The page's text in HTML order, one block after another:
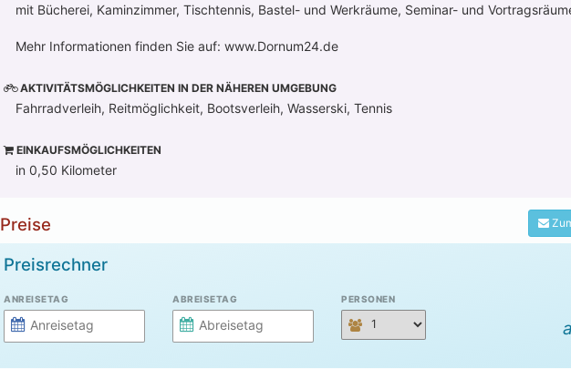
mit Bücherei, Kaminzimmer, Tischtennis, Bastel- und Werkräume, Seminar- und
Mehr Informationen finden Sie auf: www.Dornum24.de
AKTIVITÄTSMÖGLICHKEITEN IN DER NÄHEREN UMGEBUNG
Fahrradverleih, Reitmöglichkeit, Bootsverleih, Wasserski, Tennis
EINKAUFSMÖGLICHKEITEN
in 0,50 Kilometer
Preise
Preisrechner
ANREISETAG ABREISETAG PERSONEN